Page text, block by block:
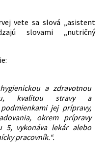
vete sa slová „asistent
slovami „nutričný
a zdravotnou
kvalitou stravy a
jej prípravy,
okrem prípravy
5, vykonáva lekár alebo
pracovník.“.